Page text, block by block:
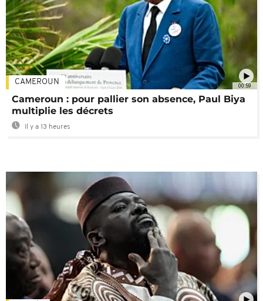
00:59
CAMEROUN
Cameroun : pour pallier son absence, Paul Biya
multiplie les décrets
Il y a 13 heures